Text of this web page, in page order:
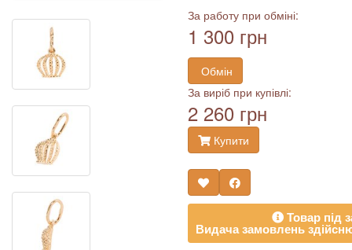
За работу при обміні:
1 300 грн
Обмін
За виріб при купівлі:
2 260 грн
Купити
Товар під
Видача замовлень